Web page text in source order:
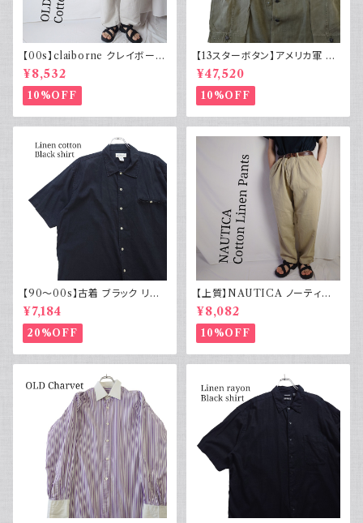
【00s】claiborne クレイボーン
リネンコットンパンツ ツータック
¥8,532
10%OFF
【13スターボタン】アメリカ軍 M
43 HBT ジャケット パッチ 軍物
実物
¥47,520
10%OFF
【90～00s】古着 ブラック リネ
ンコットンシャツ 黒 ボックスシ
ルエット
¥7,184
20%OFF
【上質】NAUTICA ノーティカ
コットンリネンパンツ ツータック
¥8,082
10%OFF